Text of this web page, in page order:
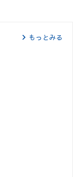
もっとみる